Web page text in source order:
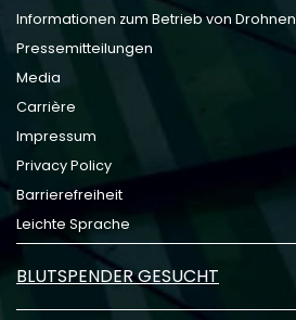
Informationen zum Betrieb von Drohnen
Pressemitteilungen
Media
Carrière
Impressum
Privacy Policy
Barrierefreiheit
Leichte Sprache
BLUTSPENDER GESUCHT